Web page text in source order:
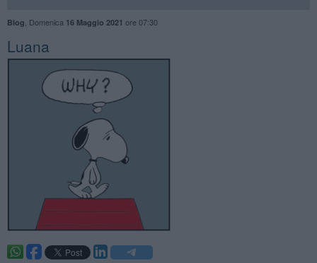
Blog Domenica 16 Maggio 2021 ore 07:30
Luana